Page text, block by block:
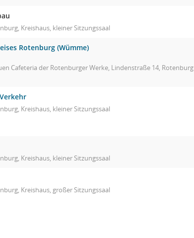
Kreishaus, kleiner Sitzungssaal
Rotenburg (Wümme)
Cafeteria der Rotenburger Werke, Lindenstraße 14, Rotenburg
Kreishaus, kleiner Sitzungssaal
Kreishaus, kleiner Sitzungssaal
Kreishaus, großer Sitzungssaal